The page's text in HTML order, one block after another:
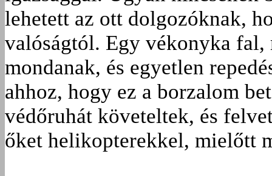
lehetett az ott dolgozóknak,
valóságtól. Egy vékonyka
mondanak, és egyetlen
ahhoz, hogy ez a borzalom
védőruhát követeltek, és
őket helikopterekkel, mielőtt